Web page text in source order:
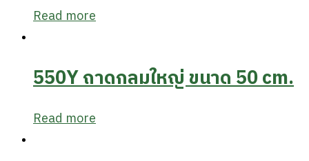
Read more
550Y ถาดกลมใหญ่ ขนาด 50 cm.
Read more